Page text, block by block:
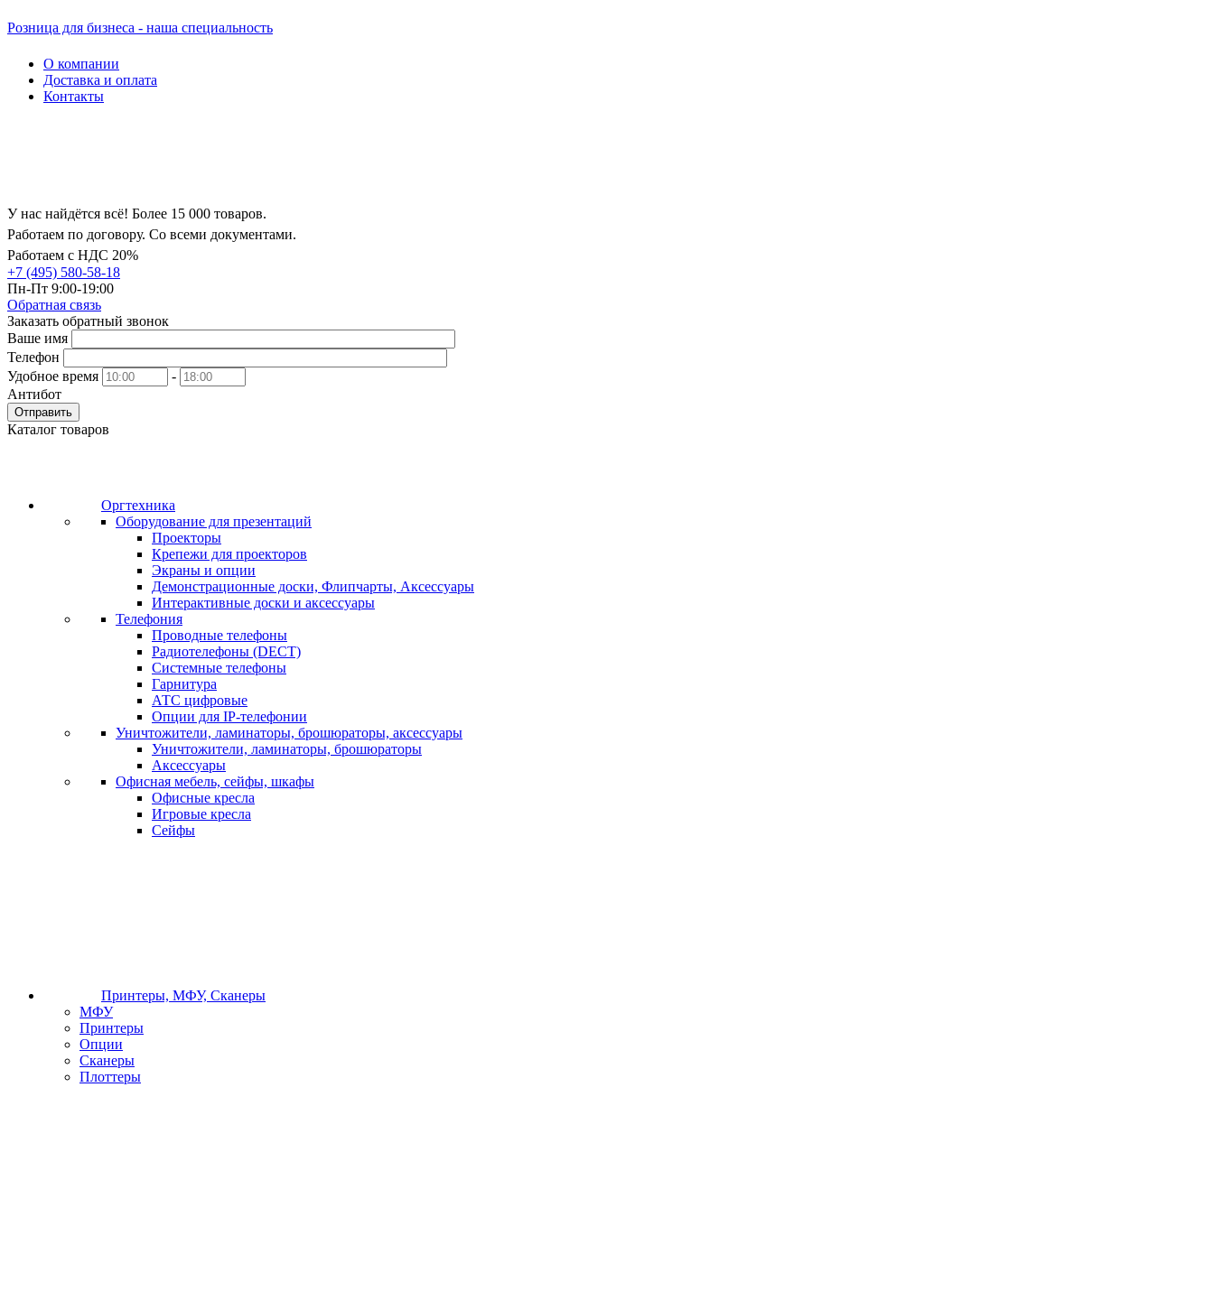
Розница для бизнеса - наша специальность
О компании
Доставка и оплата
Контакты
У нас найдётся всё! Более 15 000 товаров.
Работаем по договору. Со всеми документами.
Работаем с НДС 20%
+7 (495) 580-58-18
Пн-Пт 9:00-19:00
Обратная связь
Заказать обратный звонок
Ваше имя
Телефон
Удобное время
-
Антибот
Отправить
Каталог товаров
Оргтехника
Оборудование для презентаций
Проекторы
Крепежи для проекторов
Экраны и опции
Демонстрационные доски, Флипчарты, Аксессуары
Интерактивные доски и аксессуары
Телефония
Проводные телефоны
Радиотелефоны (DECT)
Системные телефоны
Гарнитура
АТС цифровые
Опции для IP-телефонии
Уничтожители, ламинаторы, брошюраторы, аксессуары
Уничтожители, ламинаторы, брошюраторы
Аксессуары
Офисная мебель, сейфы, шкафы
Офисные кресла
Игровые кресла
Сейфы
Принтеры, МФУ, Сканеры
МФУ
Принтеры
Опции
Сканеры
Плоттеры